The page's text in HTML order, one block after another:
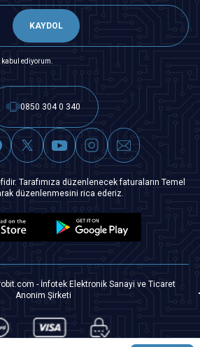
KAYDOL
ediyorum.
0850 304 0 340
Tarafımıza düzenlenecek faturaların Temel
düzenlenmesini rica ederiz.
- İnfotek Elektronik Sanayi ve Ticaret
Anonim Şirketi